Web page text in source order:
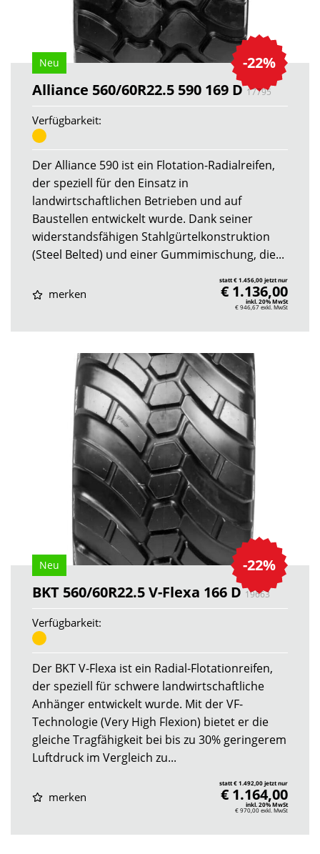
-22%
Neu
Alliance 560/60R22.5 590 169 D17795
Verfügbarkeit:
Der Alliance 590 ist ein Flotation-Radialreifen,
der speziell für den Einsatz in
landwirtschaftlichen Betrieben und auf
Baustellen entwickelt wurde. Dank seiner
widerstandsfähigen Stahlgürtelkonstruktion
(Steel Belted) und einer Gummimischung, die...
merken
statt € 1.456,00 jetzt nur
€ 1.136,00
inkl. 20% MwSt
€ 946,67exkl. MwSt
-22%
Neu
BKT 560/60R22.5 V-Flexa 166 D19663
Verfügbarkeit:
Der BKT V-Flexa ist ein Radial-Flotationreifen,
der speziell für schwere landwirtschaftliche
Anhänger entwickelt wurde. Mit der VF-
Technologie (Very High Flexion) bietet er die
gleiche Tragfähigkeit bei bis zu 30% geringerem
Luftdruck im Vergleich zu...
merken
statt € 1.492,00 jetzt nur
€ 1.164,00
inkl. 20% MwSt
€ 970,00exkl. MwSt